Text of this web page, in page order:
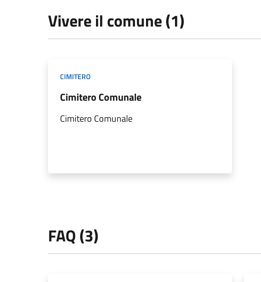
Vivere il comune (1)
CIMITERO
Cimitero Comunale
Cimitero Comunale
FAQ (3)